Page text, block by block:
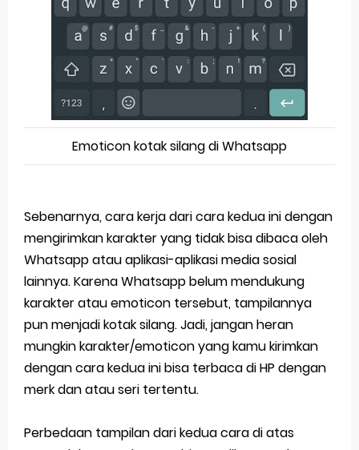
Emoticon kotak silang di Whatsapp
Sebenarnya, cara kerja dari cara kedua ini dengan
mengirimkan karakter yang tidak bisa dibaca oleh
Whatsapp atau aplikasi-aplikasi media sosial
lainnya. Karena Whatsapp belum mendukung
karakter atau emoticon tersebut, tampilannya
pun menjadi kotak silang. Jadi, jangan heran
mungkin karakter/emoticon yang kamu kirimkan
dengan cara kedua ini bisa terbaca di HP dengan
merk dan atau seri tertentu.
Perbedaan tampilan dari kedua cara di atas